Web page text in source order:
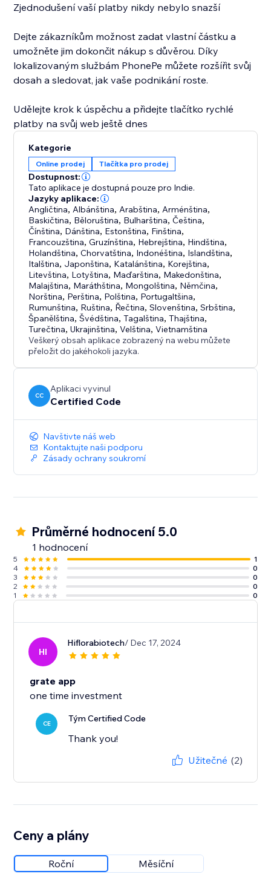
Zjednodušení vaší platby nikdy nebylo snazší
Dejte zákazníkům možnost zadat vlastní částku a
umožněte jim dokončit nákup s důvěrou. Díky
lokalizovaným službám PhonePe můžete rozšířit svůj
dosah a sledovat, jak vaše podnikání roste.
Udělejte krok k úspěchu a přidejte tlačítko rychlé
platby na svůj web ještě dnes
Kategorie
Online prodej Tlačítka pro prodej
Dostupnost:
Tato aplikace je dostupná pouze pro Indie.
Jazyky aplikace:
Angličtina, Albánština, Arabština, Arménština,
Baskičtina, Běloruština, Bulharština,Čeština,
Čínština, Dánština, Estonština, Finština,
Francouzština,Gruzínština, Hebrejština, Hindština,
Holandština,Chorvatština, Indonéština, Islandština,
Italština, Japonština, Katalánština, Korejština,
Litevština, Lotyština, Maďarština, Makedonština,
Malajština, Maráthština, Mongolština, Němčina,
Norština, Perština, Polština, Portugaltšina,
Rumunština, Ruština, Řečtina,Slovenština,Srbština,
Španělština,Švédština,Tagalština,Thajština,
Turečtina,Ukrajinština,Velština,Vietnamština
Veškerý obsah aplikace zobrazený na webu můžete
přeložit do jakéhokoli jazyka.
CC
Aplikaci vyvinul
Certified Code
Navštivte náš web
Kontaktujte naši podporu
Zásady ochrany soukromí
Průměrné hodnocení 5.0
1 hodnocení
5
1
4
0
3
0
2
0
1
0
HI
Hiflorabiotech/ Dec 17, 2024
grate app
one time investment
CE Tým Certified Code
Thank you!
Užitečné (2)
Ceny a plány
Roční Měsíční